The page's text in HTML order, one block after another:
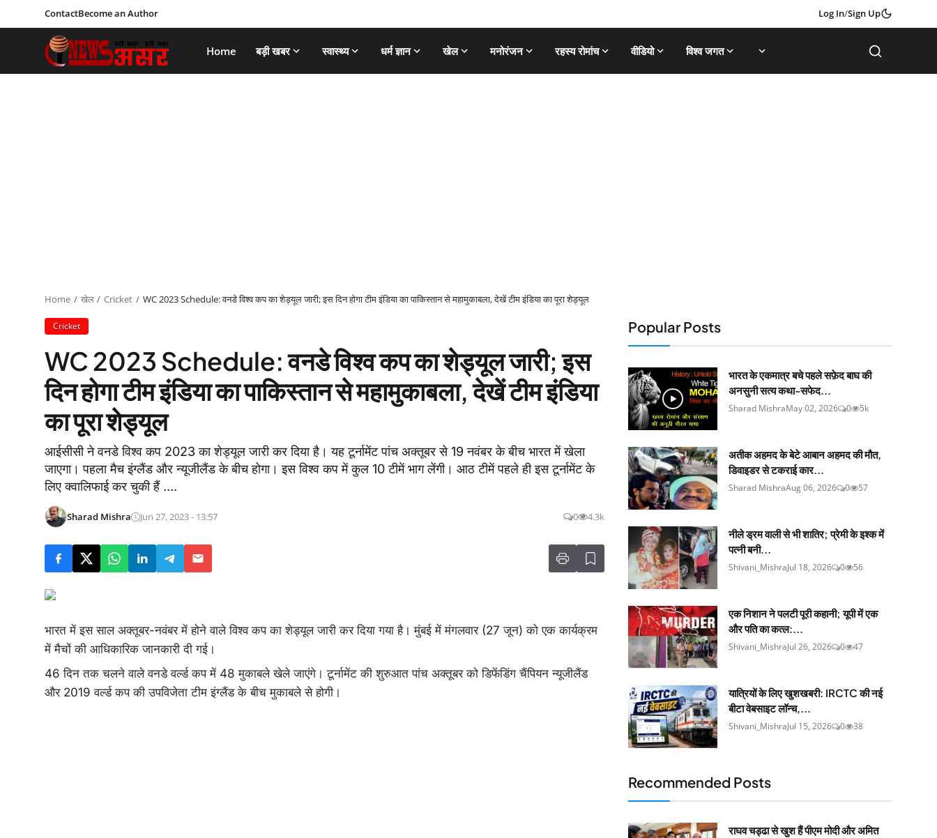
ContactBecome an Author Log In/Sign Up
Home बड़ी खबर स्वास्थ्य धर्म ज्ञान खेल मनोरंजन रहस्य रोमांच वीडियो विश्व जगत
Home खेल Cricket WC 2023 Schedule: वनडे विश्व कप का शेड्यूल जारी; इस दिन होगा टीम इंडिया का पाकिस्तान से महामुकाबला, देखें टीम इंडिया का पूरा शेड्यूल
Cricket
WC 2023 Schedule: वनडे विश्व कप का शेड्यूल जारी; इस
दिन होगा टीम इंडिया का पाकिस्तान से महामुकाबला, देखें टीम इंडिया
का पूरा शेड्यूल
आईसीसी ने वनडे विश्व कप 2023 का शेड्यूल जारी कर दिया है। यह टूर्नामेंट पांच अक्तूबर से 19 नवंबर के बीच भारत में खेला
जाएगा। पहला मैच इंग्लैंड और न्यूजीलैंड के बीच होगा। इस विश्व कप में कुल 10 टीमें भाग लेंगी। आठ टीमें पहले ही इस टूर्नामेंट के
लिए क्वालिफाई कर चुकी हैं ....
Sharad Mishra Jun 27, 2023 - 13:57 0 4.3k
भारत में इस साल अक्तूबर-नवंबर में होने वाले विश्व कप का शेड्यूल जारी कर दिया गया है। मुंबई में मंगलवार (27 जून) को एक कार्यक्रम
में मैचों की आधिकारिक जानकारी दी गई।
46 दिन तक चलने वाले वनडे वर्ल्ड कप में 48 मुकाबले खेले जाएंगे। टूर्नामेंट की शुरुआत पांच अक्तूबर को डिफेंडिंग चैंपियन न्यूजीलैंड
और 2019 वर्ल्ड कप की उपविजेता टीम इंग्लैंड के बीच मुकाबले से होगी।
Popular Posts
भारत के एकमात्र बचे पहले सफ़ेद बाघ की
अनसुनी सत्य कथा-सफेद...
Sharad MishraMay 02, 2026 0 5k
अतीक अहमद के बेटे आबान अहमद की मौत,
डिवाइडर से टकराई कार...
Sharad MishraAug 06, 2026 0 57
नीले ड्रम वाली से भी शातिर; प्रेमी के इश्‍क में
पत्नी बनी...
Shivani_MishraJul 18, 2026 0 56
एक निशान ने पलटी पूरी कहानी; यूपी में एक
और पति का कत्ल:...
Shivani_MishraJul 26, 2026 0 47
यात्रियों के लिए खुशखबरी: IRCTC की नई
बीटा वेबसाइट लॉन्च,...
Shivani_MishraJul 15, 2026 0 38
Recommended Posts
राघव चड्ढा से खुश हैं पीएम मोदी और अमित